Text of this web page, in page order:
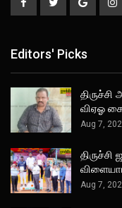
Editors' Picks
விஏஓ
Aug 7,
Aug 7,